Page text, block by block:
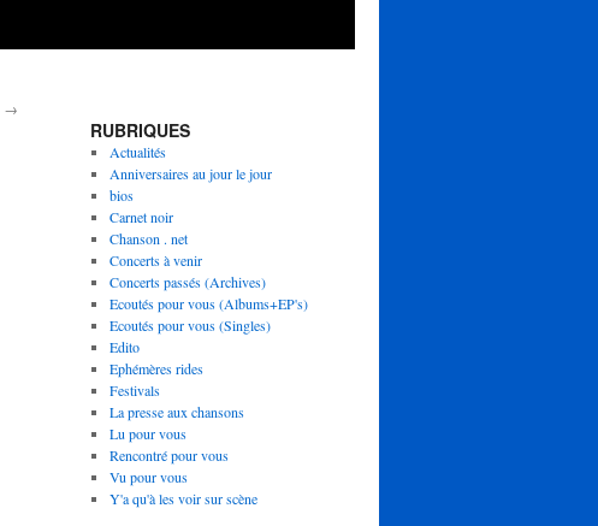
→
RUBRIQUES
Actualités
Anniversaires au jour le jour
bios
Carnet noir
Chanson . net
Concerts à venir
Concerts passés (Archives)
Ecoutés pour vous (Albums+EP's)
Ecoutés pour vous (Singles)
Edito
Ephémères rides
Festivals
La presse aux chansons
Lu pour vous
Rencontré pour vous
Vu pour vous
Y'a qu'à les voir sur scène